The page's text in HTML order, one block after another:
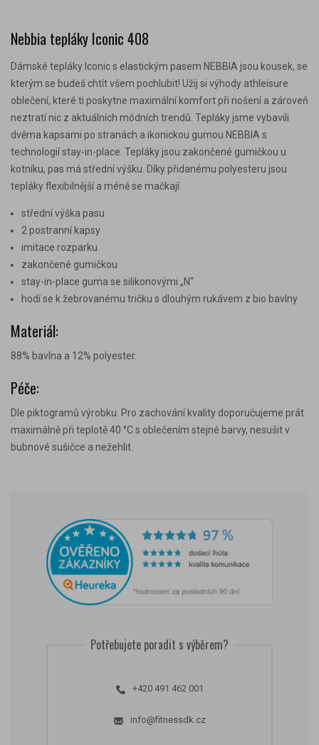
Nebbia tepláky Iconic 408
Dámské tepláky Iconic s elastickým pasem NEBBIA jsou kousek, se
kterým se budeš chtít všem pochlubit! Užij si výhody athleisure
oblečení, které ti poskytne maximální komfort při nošení a zároveň
neztratí nic z aktuálních módních trendů. Tepláky jsme vybavili
dvěma kapsami po stranách a ikonickou gumou NEBBIA s
technologií stay-in-place. Tepláky jsou zakončené gumičkou u
kotníku, pas má střední výšku. Díky přidanému polyesteru jsou
tepláky flexibilnější a méně se mačkají.
střední výška pasu
2 postranní kapsy
imitace rozparku
zakončené gumičkou
stay-in-place guma se silikonovými „N“
hodí se k žebrovanému tričku s dlouhým rukávem z bio bavlny
Materiál:
88% bavlna a 12% polyester.
Péče:
Dle piktogramů výrobku. Pro zachování kvality doporučujeme prát
maximálně při teplotě 40 °C s oblečením stejné barvy, nesušit v
bubnové sušičce a nežehlit.
Potřebujete poradit s výběrem?
+420 491 462 001
info@fitnessdk.cz